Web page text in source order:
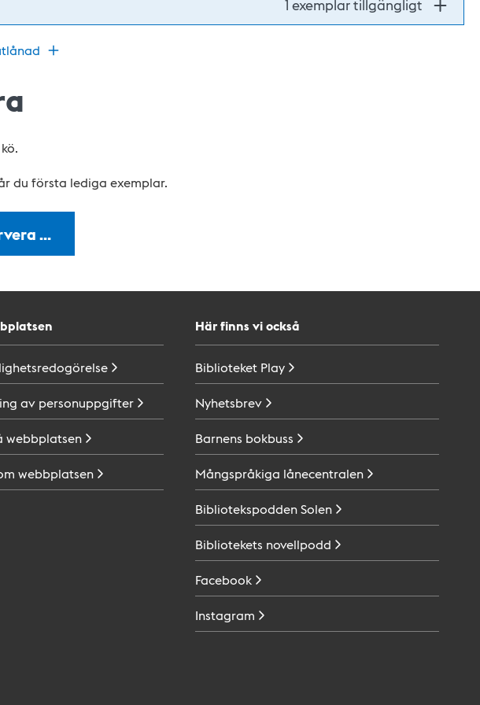
1 exemplar tillgängligt
du första lediga exemplar.
…
av personuppgifter
webbplatsen
webbplatsen
Här finns vi också
Biblioteket Play
Nyhetsbrev
Barnens bokbuss
Mångspråkiga lånecentralen
BibliotekspoddenSolen
Bibliotekets novellpodd
Facebook
Instagram